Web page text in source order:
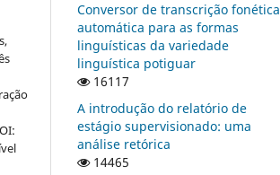
Conversor de transcrição fonética
automática para as formas
linguísticas da variedade
linguística potiguar
16117
A introdução do relatório de
estágio supervisionado: uma
análise retórica
14465